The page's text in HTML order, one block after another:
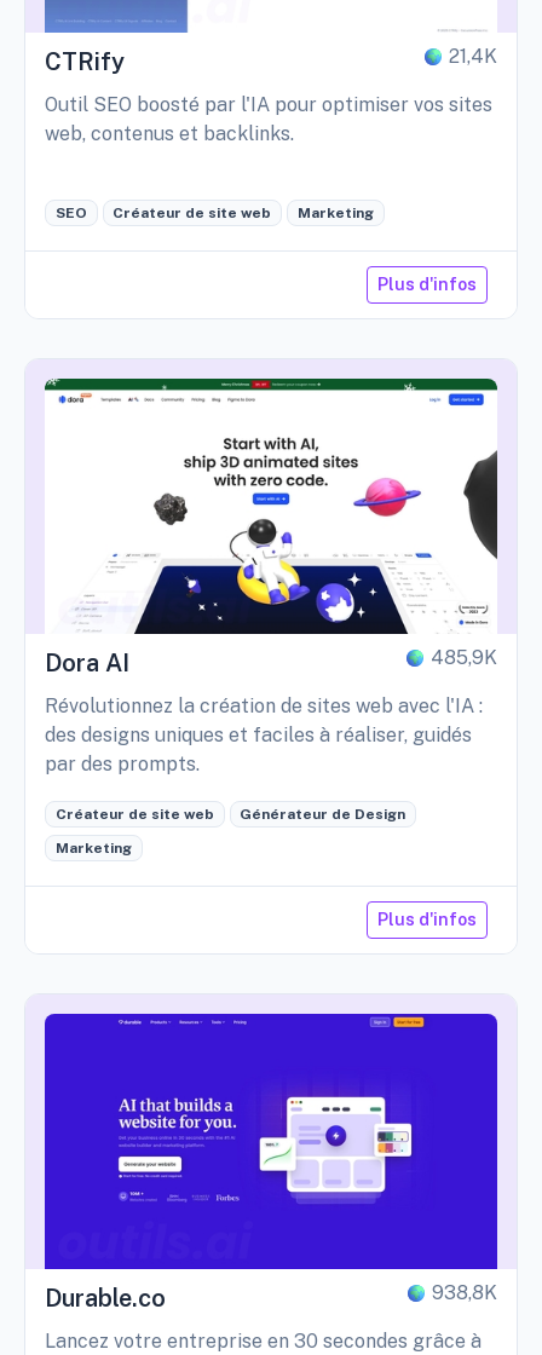
CTRify 21,4K
Outil SEO boosté par l'IA pour optimiser vos sites
web, contenus et backlinks.
SEO Créateur de site web Marketing
Plus d'infos
Dora AI 485,9K
Révolutionnez la création de sites web avec l'IA :
des designs uniques et faciles à réaliser, guidés
par des prompts.
Créateur de site web Générateur de Design
Marketing
Plus d'infos
Durable.co 938,8K
Lancez votre entreprise en 30 secondes grâce à